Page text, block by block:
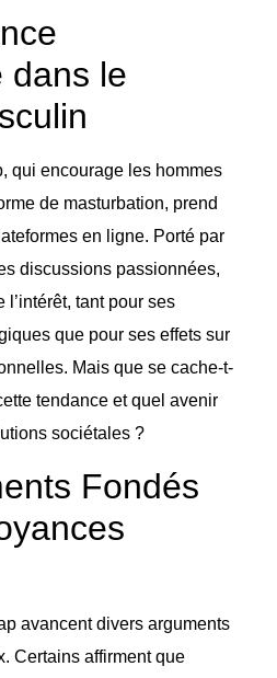
dans le
qui encourage les hommes
de masturbation, prend
en ligne. Porté par
discussions passionnées,
tant pour ses
que pour ses effets sur
Mais que se cache-t-
tendance et quel avenir
sociétales ?
Fondés
avancent divers arguments
Certains affirment que